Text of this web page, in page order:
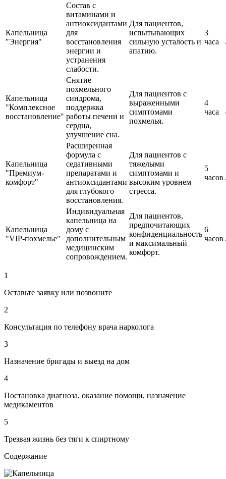
Капельница
"Энергия"
Состав с
витаминами и
антиоксидантами
для
восстановления
энергии и
устранения
слабости.
Для пациентов,
испытывающих
сильную усталость и
апатию.
3
часа
Капельница
"Комплексное
восстановление"
Снятие
похмельного
синдрома,
поддержка
работы печени и
сердца,
улучшение сна.
Для пациентов с
выраженными
симптомами
похмелья.
4
часа
Капельница
"Премиум-
комфорт"
Расширенная
формула с
седативными
препаратами и
антиоксидантами
для глубокого
восстановления.
Для пациентов с
тяжелыми
симптомами и
высоким уровнем
стресса.
5
часов
Капельница
"VIP-похмелье"
Индивидуальная
капельница на
дому с
дополнительным
медицинским
сопровождением.
Для пациентов,
предпочитающих
конфиденциальность
и максимальный
комфорт.
6
часов
1
Оставьте заявку или позвоните
2
Консультация по телефону врача нарколога
3
Назначение бригады и выезд на дом
4
Постановка диагноза, оказание помощи, назначение
медикаментов
5
Трезвая жизнь без тяги к спиртному
Содержание